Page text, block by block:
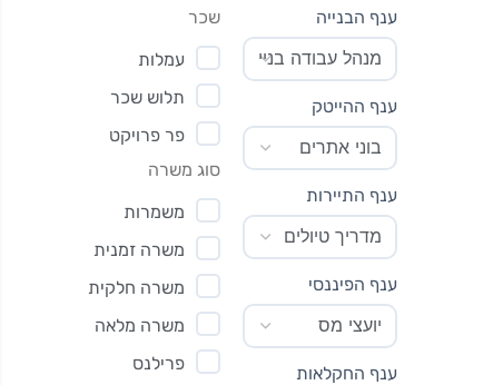
ענף הבנייה
ענף ההייטק
ענף התיירות
ענף הפיננסי
ענף החקלאות
שכר
עמלות
תלוש שכר
פר פרויקט
סוג משרה
משמרות
משרה זמנית
משרה חלקית
משרה מלאה
פרילנס